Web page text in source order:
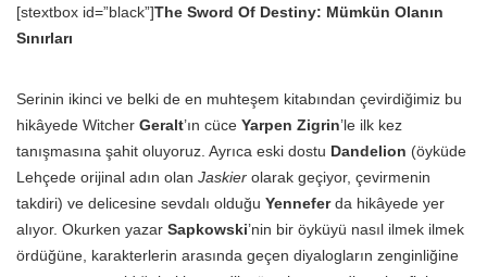
[stextbox id=”black”]The Sword Of Destiny: Mümkün Olanın
Sınırları
Serinin ikinci ve belki de en muhteşem kitabından çevirdiğimiz bu
hikâyede Witcher Geralt’ın cüce Yarpen Zigrin’le ilk kez
tanışmasına şahit oluyoruz. Ayrıca eski dostu Dandelion (öyküde
Lehçede orijinal adın olan Jaskier olarak geçiyor, çevirmenin
takdiri) ve delicesine sevdalı olduğu Yenneferda hikâyede yer
alıyor. Okurken yazar Sapkowski’nin bir öyküyü nasıl ilmek ilmek
ördüğüne, karakterlerin arasında geçen diyalogların zenginliğine